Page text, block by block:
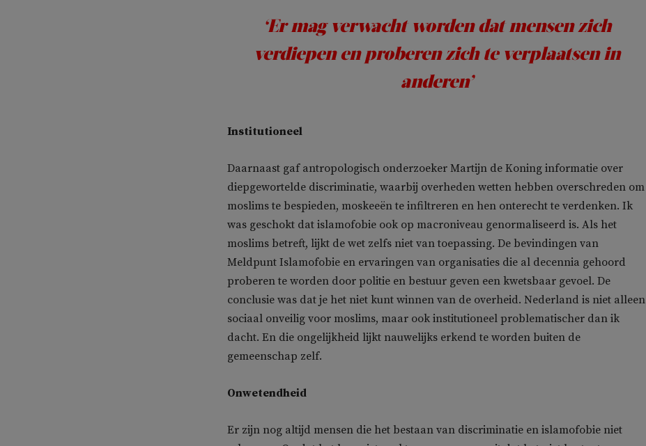
‘Er mag verwacht worden dat mensen zich
verdiepen en proberen zich te verplaatsen in
anderen’
Institutioneel
Daarnaast gaf antropologisch onderzoeker Martijn de Koning informatie over
diepgewortelde discriminatie, waarbij overheden wetten hebben overschreden om
moslims te bespieden, moskeeën te infiltreren en hen onterecht te verdenken. Ik
was geschokt dat islamofobie ook op macroniveau genormaliseerd is. Als het
moslims betreft, lijkt de wet zelfs niet van toepassing. De bevindingen van
Meldpunt Islamofobie en ervaringen van organisaties die al decennia gehoord
proberen te worden door politie en bestuur geven een kwetsbaar gevoel. De
conclusie was dat je het niet kunt winnen van de overheid. Nederland is niet alleen
sociaal onveilig voor moslims, maar ook institutioneel problematischer dan ik
dacht. En die ongelijkheid lijkt nauwelijks erkend te worden buiten de
gemeenschap zelf.
Onwetendheid
Er zijn nog altijd mensen die het bestaan van discriminatie en islamofobie niet